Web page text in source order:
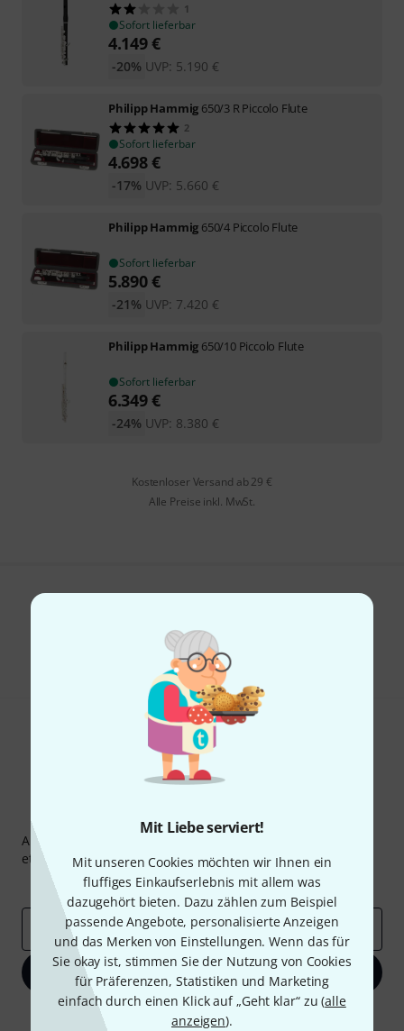
Mit Liebe serviert!
Mit unseren Cookies möchten wir Ihnen ein
fluffiges Einkaufserlebnis mit allem was
dazugehört bieten. Dazu zählen zum Beispiel
passende Angebote, personalisierte Anzeigen
und das Merken von Einstellungen. Wenn das für
Sie okay ist, stimmen Sie der Nutzung von Cookies
für Präferenzen, Statistiken und Marketing
einfach durch einen Klick auf „Geht klar“ zu (alle
anzeigen).
1
Sofort lieferbar
4.149€
UVP: 5.190 €
-20%
Philipp Hammig 650/3 R Piccolo Flute
2
Sofort lieferbar
4.698€
UVP: 5.660 €
-17%
Philipp Hammig 650/4 Piccolo Flute
Sofort lieferbar
5.890€
UVP: 7.420 €
-21%
Philipp Hammig 650/10 Piccolo Flute
Sofort lieferbar
6.349€
UVP: 8.380 €
-24%
Kostenloser Versand ab 29 €
Alle Preise inkl. MwSt.
Hilfe & Feedback
Thomann Newsletter
Abonniere den Thomann Newsletter und gewinne mit
etwas Glück einen von50 Gutscheinenüber jeweils
Inspirierende Beiträge
Deals Thomann Insights
E-Mail-Adresse*
Jetzt anmelden
Mit Klick auf „Jetzt anmelden“ stimmen Sie dem Erhalt von E-Mail-